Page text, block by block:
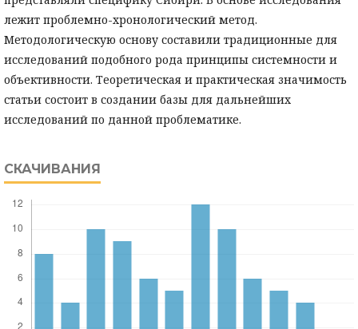
лежит проблемно-хронологический метод.
Методологическую основу составили традиционные для
исследований подобного рода принципы системности и
объективности. Теоретическая и практическая значимость
статьи состоит в создании базы для дальнейших
исследований по данной проблематике.
СКАЧИВАНИЯ